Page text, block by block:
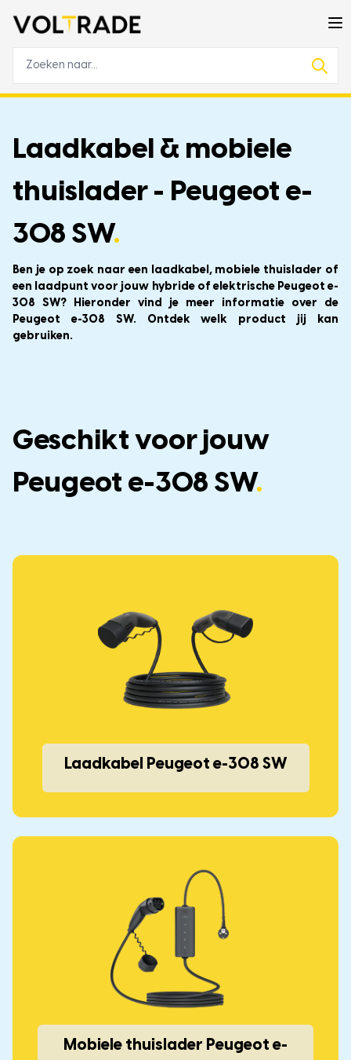
Laadkabel & mobiele
thuislader - Peugeot e-
308 SW.
Ben je op zoek naar een laadkabel, mobiele thuislader of
een laadpunt voor jouw hybride of elektrische Peugeot e-
308 SW? Hieronder vind je meer informatie over de
Peugeot e-308 SW. Ontdek welk product jij kan
gebruiken.
Geschikt voor jouw
Peugeot e-308 SW.
Laadkabel Peugeot e-308 SW
Mobiele thuislader Peugeot e-